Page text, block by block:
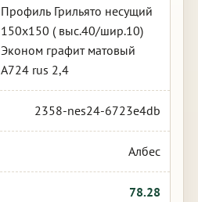
Профиль Грильято несущий
150х150 ( выс.40/шир.10)
Эконом графит матовый
А724 rus 2,4
2358-nes24-6723e4db
Албес
78.28